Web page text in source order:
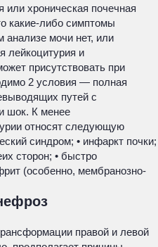
или хроническая почечная
какие-либо симптомы
анализе мочи нет, или
лейкоцитурия и
присутствовать при
2 условия — полная
путей с
шок. К менее
относят следующую
синдром; • инфаркт почки;
сторон; • быстро
(особенно, мембранозно-
правой и левой